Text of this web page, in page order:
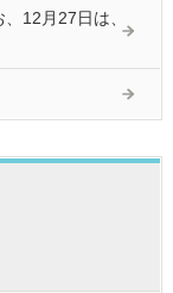
12月27日は、